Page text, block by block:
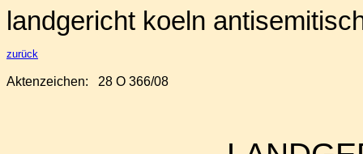
landgericht koeln
zurück
Aktenzeichen: 28 O 366/08